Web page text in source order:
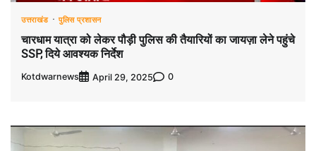
उत्तराखंड पुलिस प्रशासन
चारधाम यात्रा को लेकर पौड़ी पुलिस की तैयारियों का जायज़ा लेने पहुंचे
SSP, दिये आवश्यक निर्देश
Kotdwarnews April 29, 2025 0